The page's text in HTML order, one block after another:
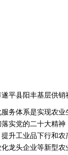
县阳丰基层供销
体系是实现农业
实党的二十大精
升工业品下行和农
龙头企业等新型